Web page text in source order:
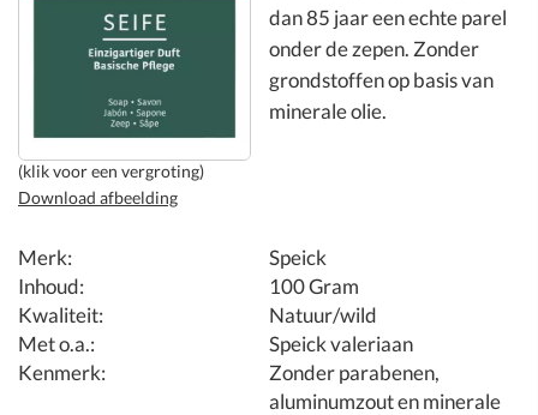
(klik voor een vergroting)
Download afbeelding
dan 85 jaar een echte parel
onder de zepen. Zonder
grondstoffen op basis van
minerale olie.
Merk:
Speick
Inhoud:
100 Gram
Kwaliteit:
Natuur/wild
Met o.a.:
Speick valeriaan
Kenmerk:
Zonder parabenen,
aluminumzout en minerale